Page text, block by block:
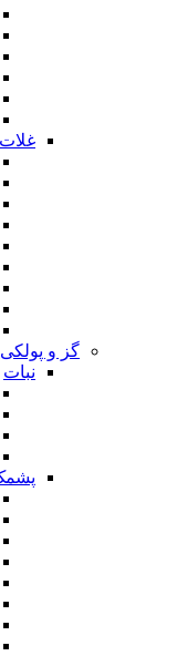
غلات
گز و
نبات